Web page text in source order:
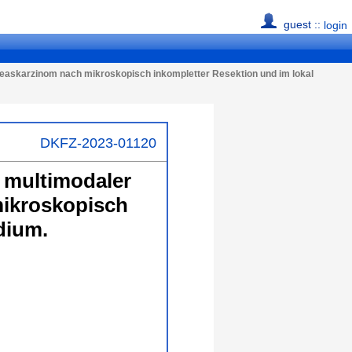
guest :: login
nach mikroskopisch inkompletter Resektion und im lokal
DKFZ-2023-01120
multimodaler